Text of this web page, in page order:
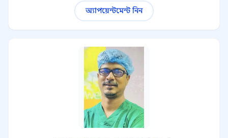
অ্যাপয়েন্টমেন্ট নিন